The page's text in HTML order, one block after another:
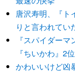
唐沢寿明、『ト
りと言われて
『スパイダー
『ちいかわ』2
かわいいけど凶